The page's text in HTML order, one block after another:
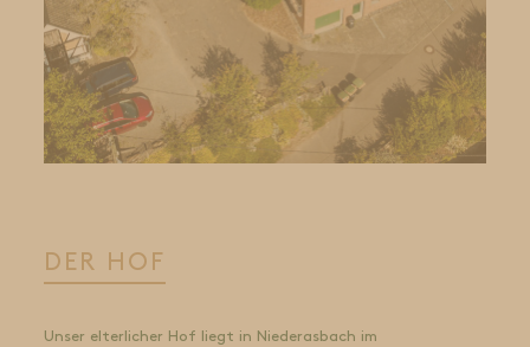
DER HOF
Unser elterlicher Hof liegt in Niederasbach im